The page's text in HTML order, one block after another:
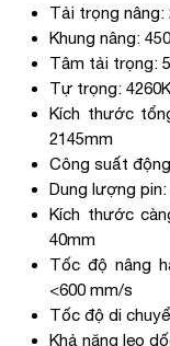
Tải trọng nâng:
Khung nâng:
Tâm tải trọng:
Tự trọng:
Kích thước
2145mm
Công suất
Dung lượng pin:
Kích thước
40mm
Tốc độ nâng
<600 mm/s
Tốc độ di
Khả năng leo